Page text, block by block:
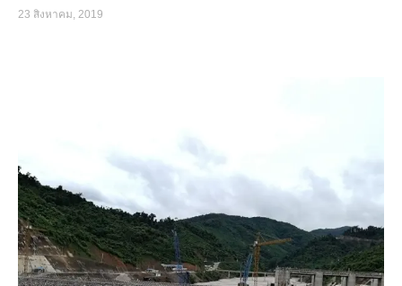
23 สิงหาคม, 2019